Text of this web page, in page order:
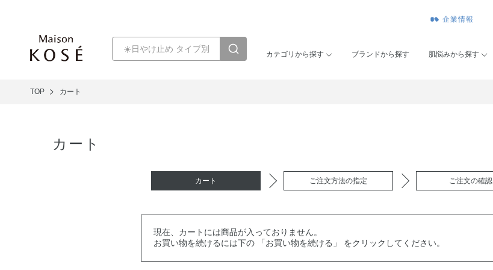
企業情報
カテゴリから探す ブランドから探す 肌悩みから探す
TOP カート
カート
カート ご注文方法の指定 ご注文の確認
現在、カートには商品が入っておりません。
お買い物を続けるには下の 「お買い物を続ける」 をクリックしてください。